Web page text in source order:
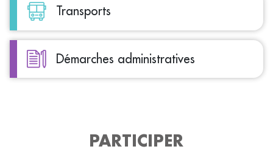
Transports
Démarches administratives
PARTICIPER